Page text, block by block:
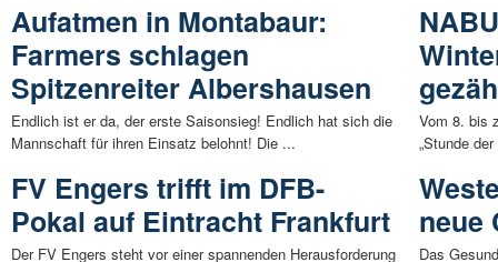
Aufatmen in Montabaur:
Farmers schlagen
Spitzenreiter Albershausen
Endlich ist er da, der erste Saisonsieg! Endlich hat sich die
Mannschaft für ihren Einsatz belohnt! Die ...
FV Engers trifft im DFB-
Pokal auf Eintracht Frankfurt
Der FV Engers steht vor einer spannenden Herausforderung
Vom 8. bis
„Stunde
neue
Das